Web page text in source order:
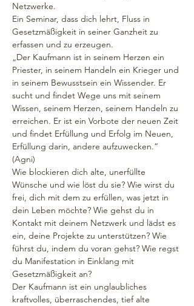
Netzwerke.
Ein Seminar, dass dich lehrt, Fluss in
Gesetzmäßigkeit in seiner Ganzheit zu
erfassen und zu erzeugen.
„Der Kaufmann ist in seinem Herzen ein
Priester, in seinem Handeln ein Krieger und
in seinem Bewusstsein ein Wissender. Er
sucht und findet Wege uns mit seinem
Wissen, seinem Herzen, seinem Handeln zu
erreichen. Er ist ein Vorbote der neuen Zeit
und findet Erfüllung und Erfolg im Neuen,
Erfüllung darin, andere aufzuwecken.“
(Agni)
Wie blockieren dich alte, unerfüllte
Wünsche und wie löst du sie? Wie wirst du
frei, dich mit dem zu erfüllen, was jetzt in
dein Leben möchte? Wie gehst du in
Kontakt mit deinem Netzwerk und lädst es
ein, deine Projekte zu unterstützen? Wie
führst du, indem du voran gehst? Wie regst
du Manifestation in Einklang mit
Gesetzmäßigkeit an?
Der Kaufmann ist ein unglaubliches
kraftvolles, überraschendes, tief alte